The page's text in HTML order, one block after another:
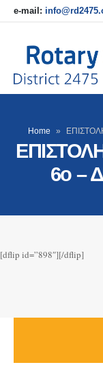
e-mail:
Home »
6ο –
[dflip id=”898″][/dflip]